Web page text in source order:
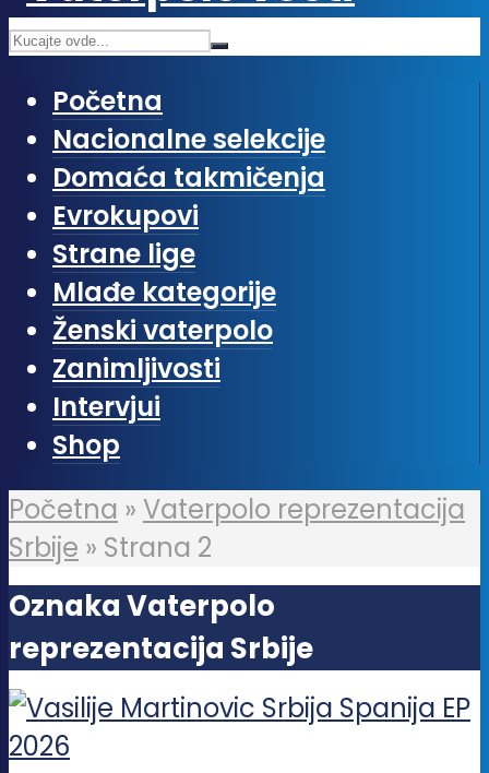
Početna
Nacionalne selekcije
Domaća takmičenja
Evrokupovi
Strane lige
Mlađe kategorije
Ženski vaterpolo
Zanimljivosti
Intervjui
Shop
Početna » Vaterpolo reprezentacija
Srbije » Strana 2
Oznaka Vaterpolo
reprezentacija Srbije